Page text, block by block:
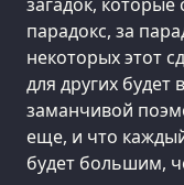
парадокс, за
некоторых этот
для других
заманчивой
еще, и что
будет большим,